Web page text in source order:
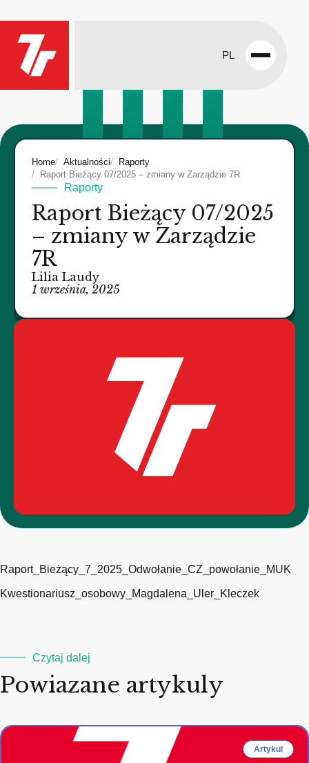
PL
Open
Home Aktualności
Raporty
Raport Bieżący 07/2025 – zmiany w Zarządzie 7R
Raporty
Raport Bieżący 07/2025
– zmiany w Zarządzie
7R
Lilia Laudy
1 września, 2025
Raport_Bieżący_7_2025_Odwołanie_CZ_powołanie_MUK
Kwestionariusz_osobowy_Magdalena_Uler_Kleczek
Czytaj dalej
Powiazane artykuly
Artykul